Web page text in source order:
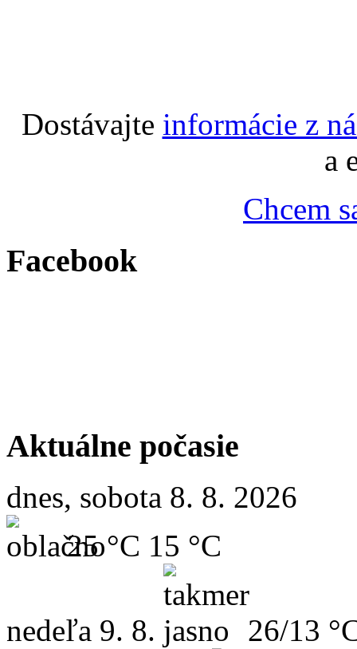
Dostávajte informácie z
a
Chcem
Facebook
Aktuálne počasie
dnes, sobota 8. 8. 2026
25 °C 15 °C
nedeľa 9. 8. 26/13